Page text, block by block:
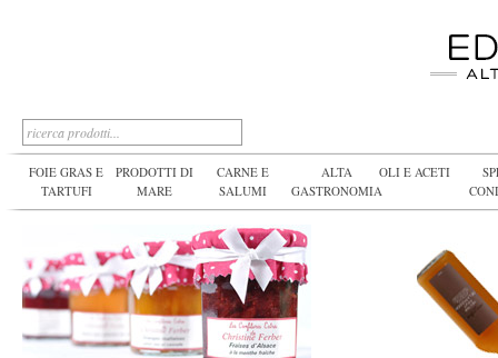
FOIE GRAS E
TARTUFI
PRODOTTI DI
MARE
CARNE E
SALUMI
ALTA
GASTRONOMIA
OLI E ACETI